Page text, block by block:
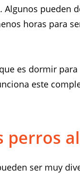
Algunos pueden
horas para
es dormir
este
perros
ser muy